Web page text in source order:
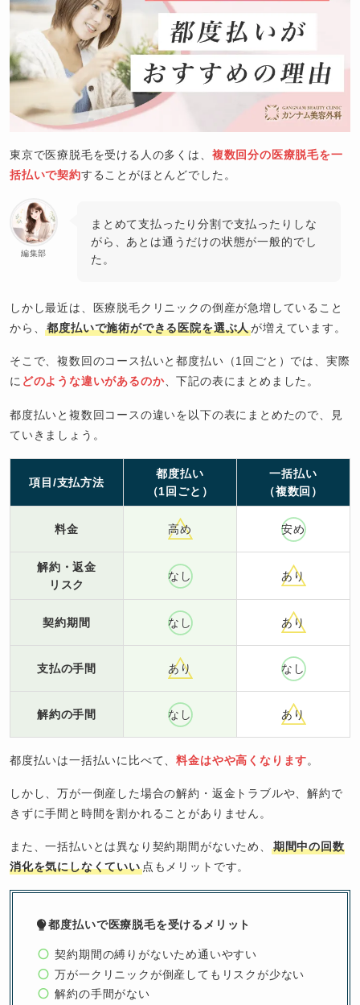
東京で医療脱毛を受ける人の多くは、 複数回分の医療脱毛を一
括払いで契約することがほとんどでした。
編集部
まとめて支払ったり分割で支払ったりしな
がら、あとは通うだけの状態が一般的でし
た。
しかし最近は、医療脱毛クリニックの倒産が急増していること
から、都度払いで施術ができる医院を選ぶ人が増えています。
そこで、複数回のコース払いと都度払い（1回ごと）では、実際
に どのような違いがあるのか、下記の表にまとめました。
都度払いと複数回コースの違いを以下の表にまとめたので、見
ていきましょう。
項目/支払方法
都度払い
（1回ごと）
一括払い
（複数回）
料金 高め 安め
解約・返金
リスク
なし あり
契約期間 なし あり
支払の手間 あり なし
解約の手間 なし あり
都度払いは一括払いに比べて、料金はやや高くなります。
しかし、万が一倒産した場合の解約・返金トラブルや、解約で
きずに手間と時間を割かれることがありません。
また、一括払いとは異なり契約期間がないため、
期間中の回数
消化を気にしなくていい点もメリットです。
都度払いで医療脱毛を受けるメリット
契約期間の縛りがないため通いやすい
万が一クリニックが倒産してもリスクが少ない
解約の手間がない